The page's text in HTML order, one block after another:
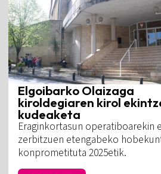
Elgoibarko Olaizaga
kiroldegiaren kirol
kudeaketa
Eraginkortasun operatiboarekin
zerbitzuen etengabeko
konprometituta 2025etik.